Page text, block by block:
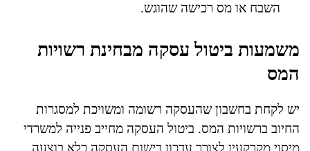
השבח או מס רכישה שהוגש.
משמעות ביטול עסקה מבחינת רשויות
המס
יש לקחת בחשבון שהעסקה רשומה ומשויכת למסגרות
החיוב ברשויות המס. ביטול העסקה מחייב פנייה למשרדי
מיסוי מקרקעין לצורך עדכון רישום העסקה כלא בוצעה,